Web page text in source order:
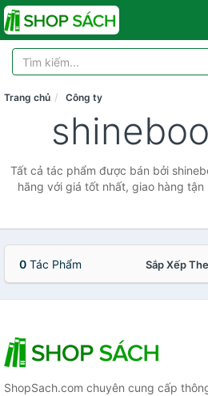
Trang chủ Công ty
Tất cả tác phẩm được bán bởi
hãng với giá tốt nhất, giao hàng tận
0 Tác Phẩm Sắp Xếp
ShopSach.com chuyên cung cấp